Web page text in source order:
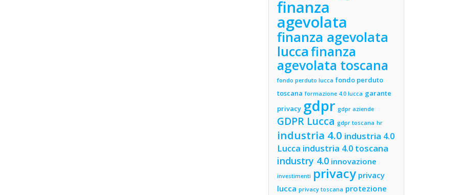
finanza
agevolata
finanza agevolata
luccafinanza
agevolata toscana
fondo perduto lucca fondo perduto
toscana formazione 4.0 lucca garante
privacy gdpr gdpr aziende
GDPR Lucca gdpr toscana hr
industria 4.0 industria 4.0
Lucca industria 4.0 toscana
industry 4.0 innovazione
investimenti privacy privacy
lucca privacy toscana protezione